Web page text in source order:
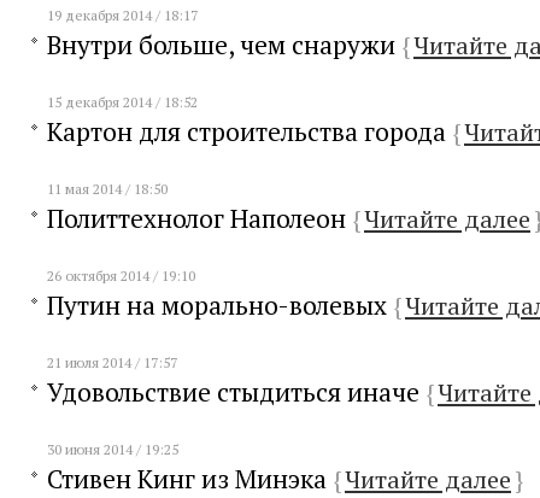
19 декабря 2014 / 18:17
Внутри больше, чем снаружи {Читайте
15 декабря 2014 / 18:52
Картон для строительства города {
11 мая 2014 / 18:50
Политтехнолог Наполеон {Читайте далее
26 октября 2014 / 19:10
Путин на морально-волевых {Читайте
21 июля 2014 / 17:57
Удовольствие стыдиться иначе {Читайте
30 июня 2014 / 19:25
Стивен Кинг из Минэка {Читайте далее}